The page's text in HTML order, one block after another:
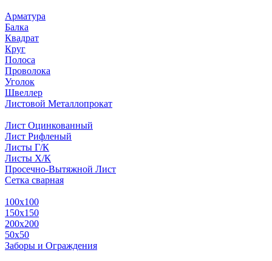
Арматура
Балка
Квадрат
Круг
Полоса
Проволока
Уголок
Швеллер
Листовой Металлопрокат
Лист Оцинкованный
Лист Рифленый
Листы Г/К
Листы Х/К
Просечно-Вытяжной Лист
Сетка сварная
100х100
150х150
200х200
50х50
Заборы и Ограждения